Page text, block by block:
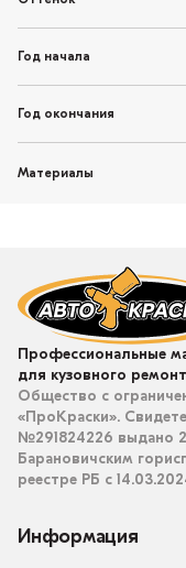
Год начала
Год окончания
Материалы
Профессиональные
для кузовного
Общество с
«ПроКраски».
№291824226 выдано
Барановичским
реестре РБ с
Информация